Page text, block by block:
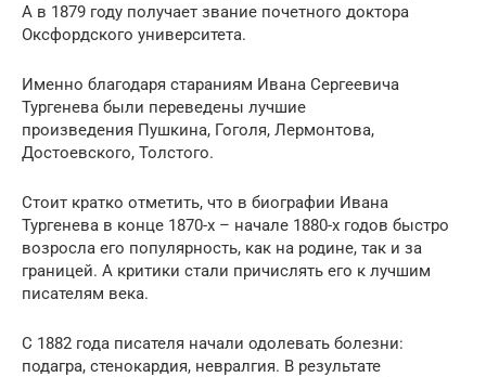
А в 1879 году получает звание почетного доктора
Оксфордского университета.
Именно благодаря стараниям Ивана Сергеевича
Тургенева были переведены лучшие
произведения Пушкина, Гоголя, Лермонтова,
Достоевского, Толстого.
Стоит кратко отметить, что в биографии Ивана
Тургенева в конце 1870-х – начале 1880-х годов быстро
возросла его популярность, как на родине, так и за
границей. А критики стали причислять его к лучшим
писателям века.
С 1882 года писателя начали одолевать болезни:
подагра, стенокардия, невралгия. В результате